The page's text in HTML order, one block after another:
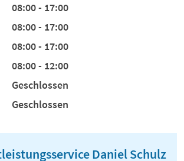
08:00 - 17:00
08:00 - 17:00
08:00 - 17:00
08:00 - 12:00
Geschlossen
Geschlossen
Daniel Schulz